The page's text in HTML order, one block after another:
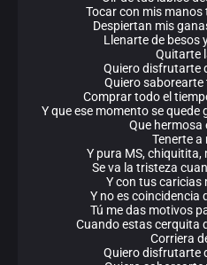
Tocar con mis
Despiertan mis
Llenarte de besos
Quitarte
Quiero disfrutarte
Quiero
Comprar todo el
Y que ese momento se
Que hermosa
Tenerte a
Y pura MS,
Se va la tristeza
Y con tus caricias
Y no es coincidencia
Tú me das motivos
Cuando estas cerquita
Corriera
Quiero disfrutarte